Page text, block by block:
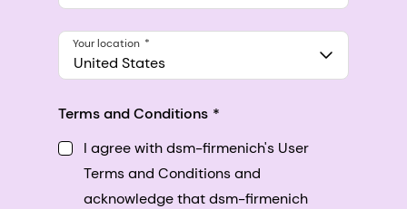
United States
Your location
Terms and Conditions
I agree with dsm-firmenich's User
Terms and Conditions and
acknowledge that dsm-firmenich